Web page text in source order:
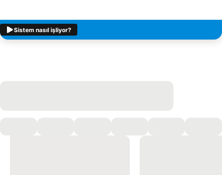
Sistem nasıl işliyor?